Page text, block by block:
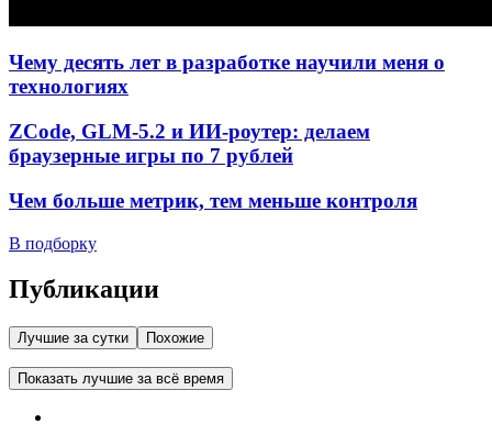
Чему десять лет в разработке научили меня о
технологиях
ZCode, GLM-5.2 и ИИ-роутер: делаем
браузерные игры по 7 рублей
Чем больше метрик, тем меньше контроля
В подборку
Публикации
Лучшие за сутки Похожие
Показать лучшие за всё время